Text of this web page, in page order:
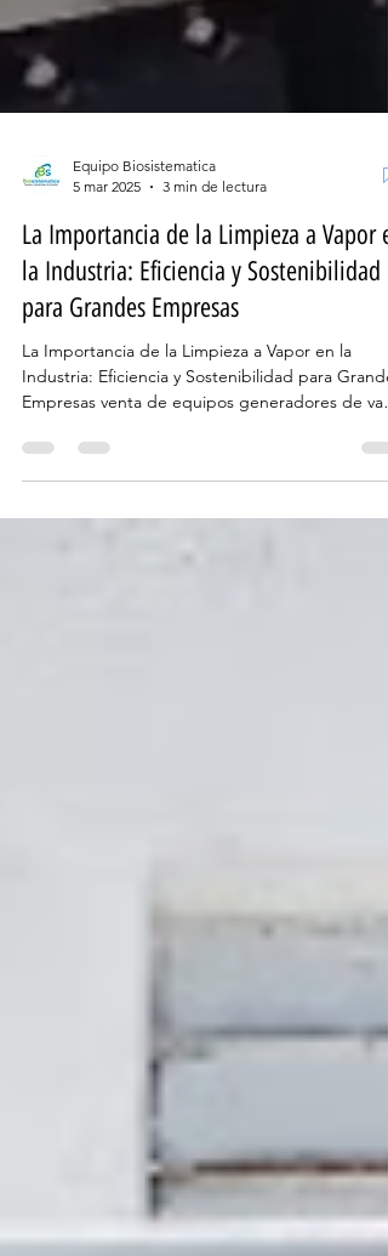
5 mar 2025
3 min de lectura
La Importancia de la Limpieza a Vapor en
la Industria: Eficiencia y Sostenibilidad
para Grandes Empresas
La Importancia de la Limpieza a Vapor en la
Industria: Eficiencia y Sostenibilidad para
Empresas venta de equipos generadores de